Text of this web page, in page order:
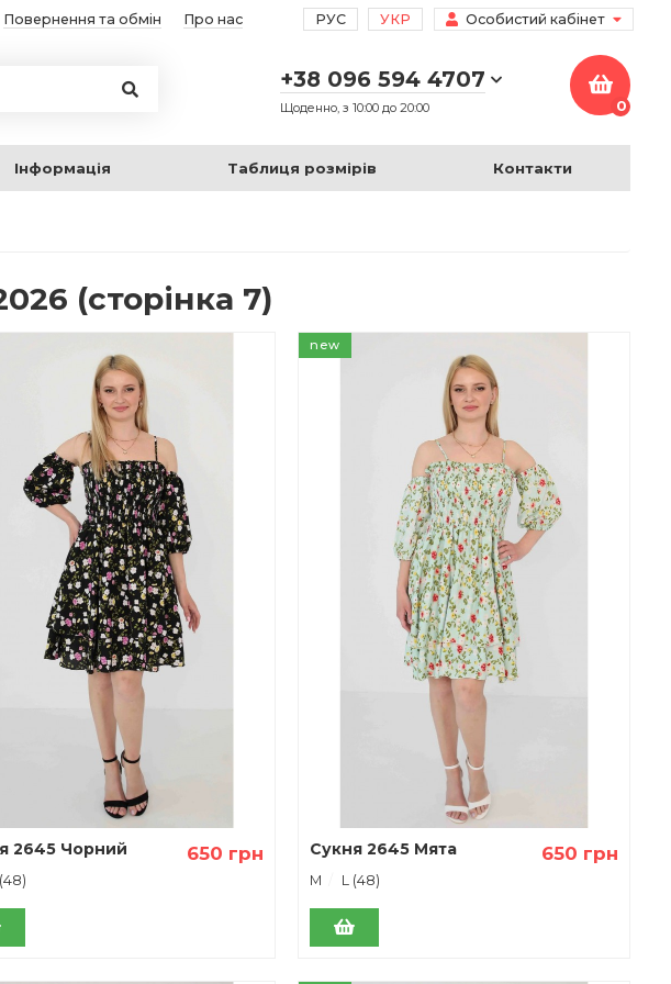
Особистий кабінет
РУС УКР
Повернення та обмін Про нас
+38 096 594 4707
Щоденно, з 10:00 до 20:00 0
Інформація Таблиця розмірів Контакти
(сторінка 7)
650 грн
2645 Чорний
new
650 грн
Сукня 2645 Мята
М L (48)